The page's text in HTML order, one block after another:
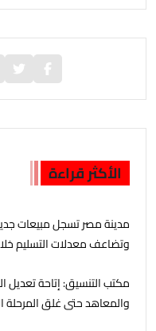
الأكثر قراءة
وتضاعف معدلات التسليم خلال
مكتب التنسيق: إتاحة تعديل
والمعاهد حتى غلق المرحلة